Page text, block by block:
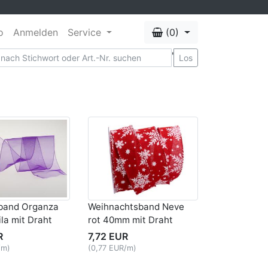
Anmelden Service
(0)
' Los
Organza
mit Draht
Weihnachtsband Neve
rot 40mm mit Draht
7,72 EUR
(0,77 EUR/m)